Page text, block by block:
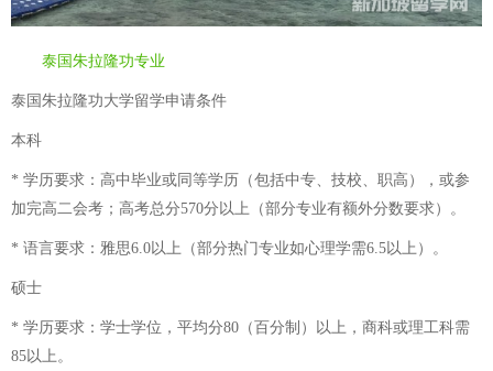
泰国朱拉隆功专业
泰国朱拉隆功大学留学申请条件
本科
* 学历要求：高中毕业或同等学历（包括中专、技校、职高），或参
加完高二会考；高考总分570分以上（部分专业有额外分数要求）。
* 语言要求：雅思6.0以上（部分热门专业如心理学需6.5以上）。
硕士
* 学历要求：学士学位，平均分80（百分制）以上，商科或理工科需
85以上。